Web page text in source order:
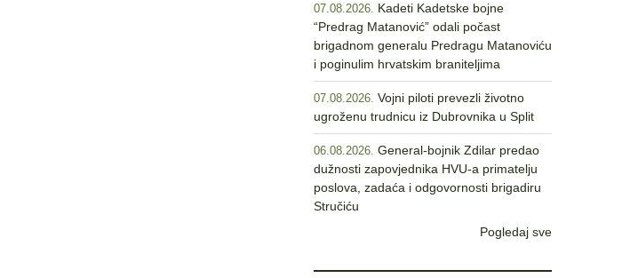
07.08.2026. Kadeti Kadetske bojne
“Predrag Matanović” odali počast
brigadnom generalu Predragu Matanoviću
i poginulim hrvatskim braniteljima
07.08.2026. Vojni piloti prevezli životno
ugroženu trudnicu iz Dubrovnika u Split
06.08.2026. General-bojnik Zdilar predao
dužnosti zapovjednika HVU-a primatelju
poslova, zadaća i odgovornosti brigadiru
Stručiću
Pogledaj sve